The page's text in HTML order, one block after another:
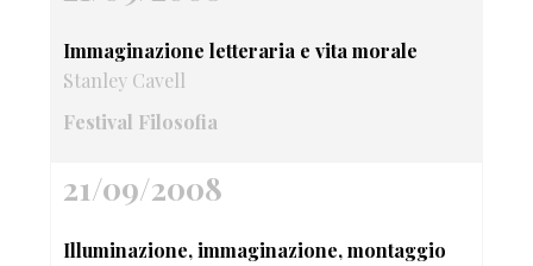
Immaginazione letteraria e vita morale
Stanley Cavell
Festival Filosofia
21/09/2008
Illuminazione, immaginazione, montaggio